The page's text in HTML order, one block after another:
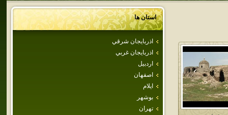
استان ها
اذربايجان شرقي
اذربايجان غربي
اردبيل
اصفهان
ايلام
بوشهر
تهران